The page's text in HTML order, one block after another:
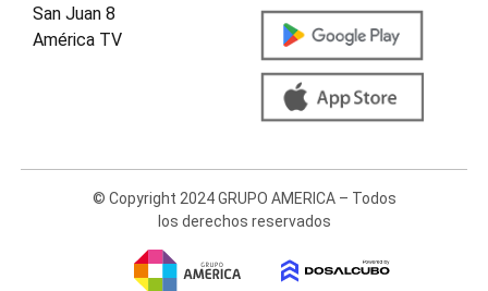
San Juan 8
América TV
© Copyright 2024 GRUPO AMERICA – Todos
los derechos reservados